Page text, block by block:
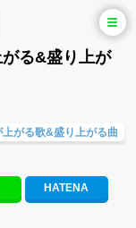
がる&盛り上が
上がる歌&盛り上がる曲
HATENA